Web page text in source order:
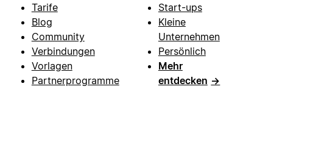
Tarife
Blog
Community
Verbindungen
Vorlagen
Partnerprogramme
Start-ups
Kleine
Unternehmen
Persönlich
Mehr
entdecken →